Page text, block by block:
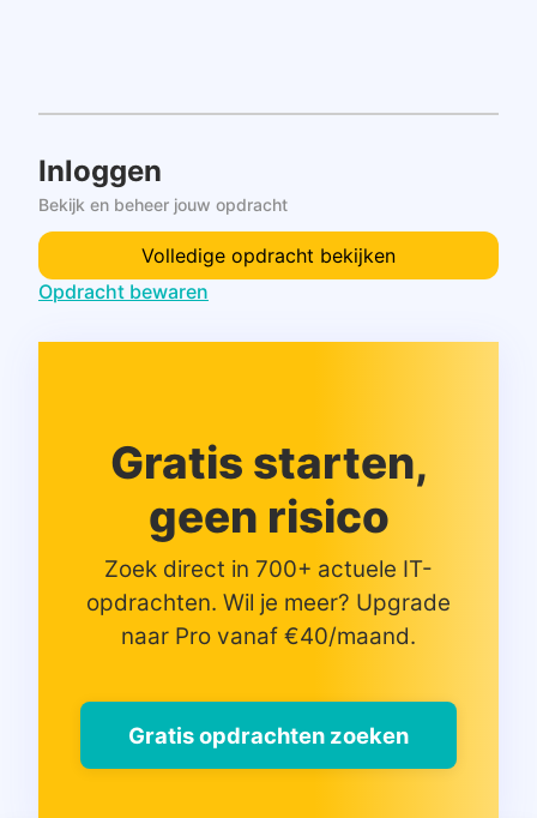
Inloggen
Bekijk en beheer jouw opdracht
Volledige opdracht bekijken
Opdracht bewaren
Gratis starten,
geen risico
Zoek direct in 700+ actuele IT-
opdrachten. Wil je meer? Upgrade
naar Pro vanaf €40/maand.
Gratis opdrachten zoeken